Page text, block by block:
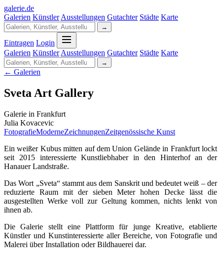
galerie.de
Galerien Künstler Ausstellungen Gutachter Städte Karte
→
Eintragen Login
Galerien Künstler Ausstellungen Gutachter Städte Karte
→
← Galerien
Sveta Art Gallery
Galerie in Frankfurt
Julia Kovacevic
FotografieModerneZeichnungenZeitgenössische Kunst
Ein weißer Kubus mitten auf dem Union Gelände in Frankfurt lockt
seit 2015 interessierte Kunstliebhaber in den Hinterhof an der
Hanauer Landstraße.
Das Wort „Sveta“ stammt aus dem Sanskrit und bedeutet weiß – der
reduzierte Raum mit der sieben Meter hohen Decke lässt die
ausgestellten Werke voll zur Geltung kommen, nichts lenkt von
ihnen ab.
Die Galerie stellt eine Plattform für junge Kreative, etablierte
Künstler und Kunstinteressierte aller Bereiche, von Fotografie und
Malerei über Installation oder Bildhauerei dar.